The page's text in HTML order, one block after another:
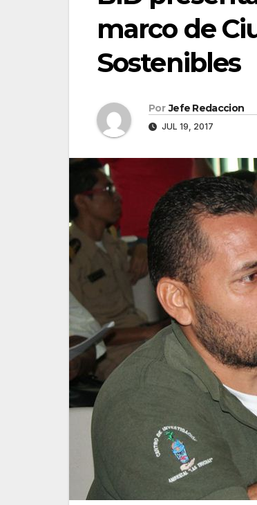
marco de
Sostenibles
Por Jefe Redaccion
JUL 19, 2017